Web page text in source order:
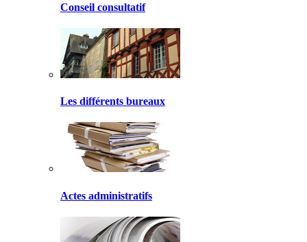
Conseil consultatif
Les différents bureaux
Actes administratifs